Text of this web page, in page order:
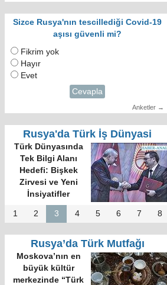
Sizce Rusya'nın tescillediği Covid-19
aşısı güvenli mi?
Fikrim yok
Hayır
Evet
Cevapla
Anketler →
Rusya'da Türk İş Dünyasi
Türk Dünyasında
Tek Bilgi Alanı
Hedefi: Bişkek
Zirvesi ve Yeni
İnsiyatifler
1 2 3 4 5 6 7 8
Rusya’da Türk Mutfağı
Moskova’nın en
büyük kültür
merkezinde “Türk